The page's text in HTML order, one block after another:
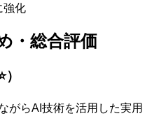
強化
・総合評価
がらAI技術を活用した実用